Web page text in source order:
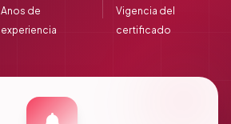
Anos de
experiencia
Vigencia del
certificado